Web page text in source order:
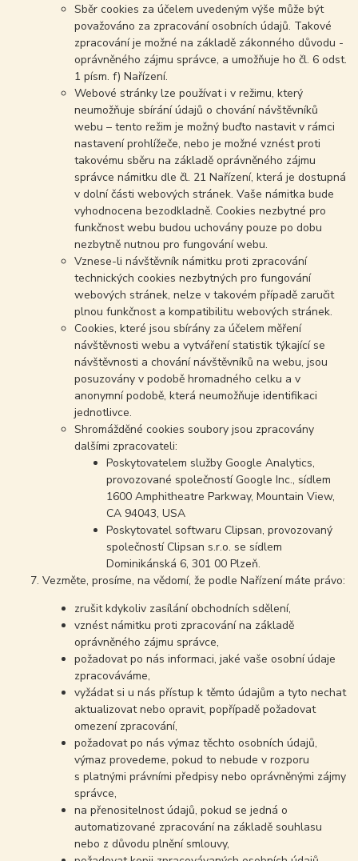
Sběr cookies za účelem uvedeným výše může být
považováno za zpracování osobních údajů. Takové
zpracování je možné na základě zákonného důvodu -
oprávněného zájmu správce, a umožňuje ho čl. 6 odst.
1 písm. f) Nařízení.
Webové stránky lze používat i v režimu, který
neumožňuje sbírání údajů o chování návštěvníků
webu – tento režim je možný buďto nastavit v rámci
nastavení prohlížeče, nebo je možné vznést proti
takovému sběru na základě oprávněného zájmu
správce námitku dle čl. 21 Nařízení, která je dostupná
v dolní části webových stránek. Vaše námitka bude
vyhodnocena bezodkladně. Cookies nezbytné pro
funkčnost webu budou uchovány pouze po dobu
nezbytně nutnou pro fungování webu.
Vznese-li návštěvník námitku proti zpracování
technických cookies nezbytných pro fungování
webových stránek, nelze v takovém případě zaručit
plnou funkčnost a kompatibilitu webových stránek.
Cookies, které jsou sbírány za účelem měření
návštěvnosti webu a vytváření statistik týkající se
návštěvnosti a chování návštěvníků na webu, jsou
posuzovány v podobě hromadného celku a v
anonymní podobě, která neumožňuje identifikaci
jednotlivce.
Shromážděné cookies soubory jsou zpracovány
dalšími zpracovateli:
Poskytovatelem služby Google Analytics,
provozované společností Google Inc., sídlem
1600 Amphitheatre Parkway, Mountain View,
CA 94043, USA
Poskytovatel softwaru Clipsan, provozovaný
společností Clipsan s.r.o. se sídlem
Dominikánská 6, 301 00 Plzeň.
Vezměte, prosíme, na vědomí, že podle Nařízení máte právo:
zrušit kdykoliv zasílání obchodních sdělení,
vznést námitku proti zpracování na základě
oprávněného zájmu správce,
požadovat po nás informaci, jaké vaše osobní údaje
zpracováváme,
vyžádat si u nás přístup k těmto údajům a tyto nechat
aktualizovat nebo opravit, popřípadě požadovat
omezení zpracování,
požadovat po nás výmaz těchto osobních údajů,
výmaz provedeme, pokud to nebude v rozporu
s platnými právními předpisy nebo oprávněnými zájmy
správce,
na přenositelnost údajů, pokud se jedná o
automatizované zpracování na základě souhlasu
nebo z důvodu plnění smlouvy,